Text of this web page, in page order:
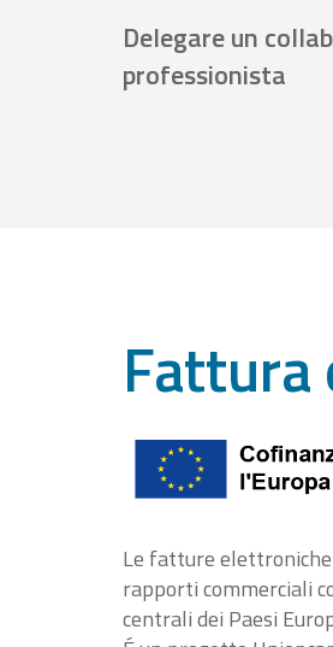
Delegare un
professionista
Fattura
Le fatture
rapporti commerciali
centrali dei Paesi